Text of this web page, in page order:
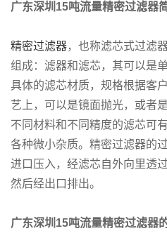
广东深圳15吨流量精密过滤器
精密过滤器，也称滤芯式过滤
组成：滤器和滤芯，其可以是
具体的滤芯材质，规格根据客
艺上，可以是镜面抛光，或者
不同材料和不同精度的滤芯可
各种微小杂质。精密过滤器的
进口压入，经滤芯自外向里透
然后经出口排出。
广东深圳15吨流量精密过滤器